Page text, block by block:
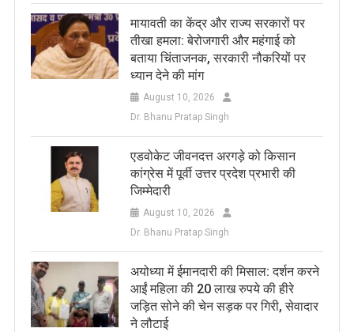
मायावती का केंद्र और राज्य सरकारों पर
तीखा हमला: बेरोजगारी और महंगाई को
बताया चिंताजनक, सरकारी नौकरियों पर
ध्यान देने की मांग
August 10, 2026
Dr. Bhanu Pratap Singh
एडवोकेट जीवनदत्त अरगड़े को किसान
कांग्रेस में पूर्वी उत्तर प्रदेश प्रभारी की
जिम्मेदारी
August 10, 2026
Dr. Bhanu Pratap Singh
अयोध्या में ईमानदारी की मिसाल: दर्शन करने
आईं महिला की 20 लाख रुपये की हीरे
जड़ित सोने की चेन सड़क पर गिरी, सेवादार
ने लौटाई